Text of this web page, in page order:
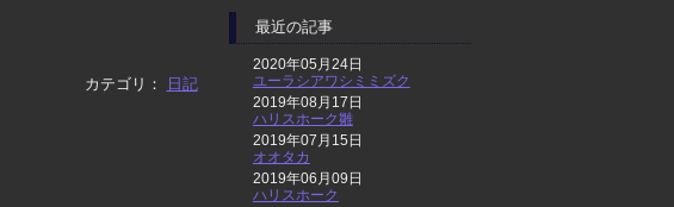
カテゴリ： 日記
最近の記事
2020年05月24日
ユーラシアワシミミズク
2019年08月17日
ハリスホーク雛
2019年07月15日
オオタカ
2019年06月09日
ハリスホーク